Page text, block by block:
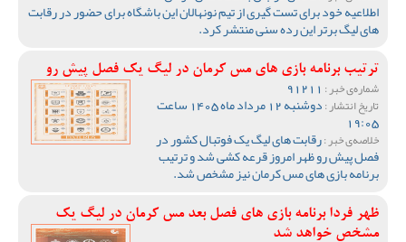
اطلاعیه خود برای تست گیری از تیم نونهالان این باشگاه برای حضور در رقابت
های لیگ برتر این رده سنی منتشر کرد.
ترتیب برنامه بازی های مس کرمان در لیگ یک فصل پیش رو
شماره‌ی خبر :
تاریخ انتشار : دوشنبه 12 مرداد ماه 1405 ساعت
19:05
خلاصه‌ی خبر :رقابت های لیگ یک فوتبال کشور در
فصل پیش رو ظهر امروز قرعه کشی شد و ترتیب
برنامه بازی های مس کرمان نیز مشخص شد.
ظهر فردا برنامه بازی های فصل بعد مس کرمان در لیگ یک
مشخص خواهد شد